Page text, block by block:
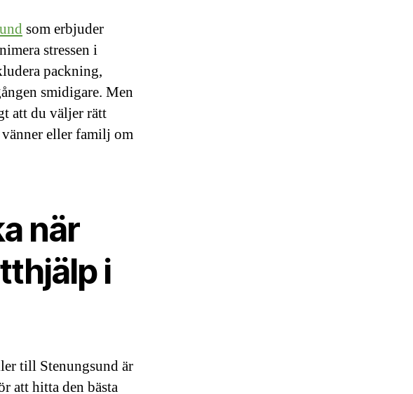
som erbjuder
stressen i
packning,
smidigare. Men
att du väljer rätt
eller familj om
när
i
till Stenungsund är
att hitta den bästa